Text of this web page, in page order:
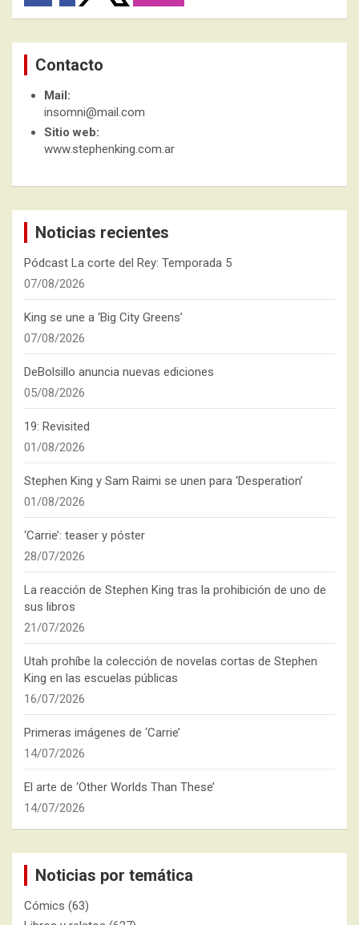
Contacto
Mail:
insomni@mail.com
Sitio web:
www.stephenking.com.ar
Noticias recientes
Pódcast La corte del Rey: Temporada 5
07/08/2026
King se une a ‘Big City Greens’
07/08/2026
DeBolsillo anuncia nuevas ediciones
05/08/2026
19: Revisited
01/08/2026
Stephen King y Sam Raimi se unen para ‘Desperation’
01/08/2026
‘Carrie’: teaser y póster
28/07/2026
La reacción de Stephen King tras la prohibición de uno de
sus libros
21/07/2026
Utah prohíbe la colección de novelas cortas de Stephen
King en las escuelas públicas
16/07/2026
Primeras imágenes de ‘Carrie’
14/07/2026
El arte de ‘Other Worlds Than These’
14/07/2026
Noticias por temática
Cómics (63)